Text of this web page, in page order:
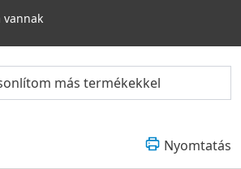
vannak
más termékekkel
Nyomtatás